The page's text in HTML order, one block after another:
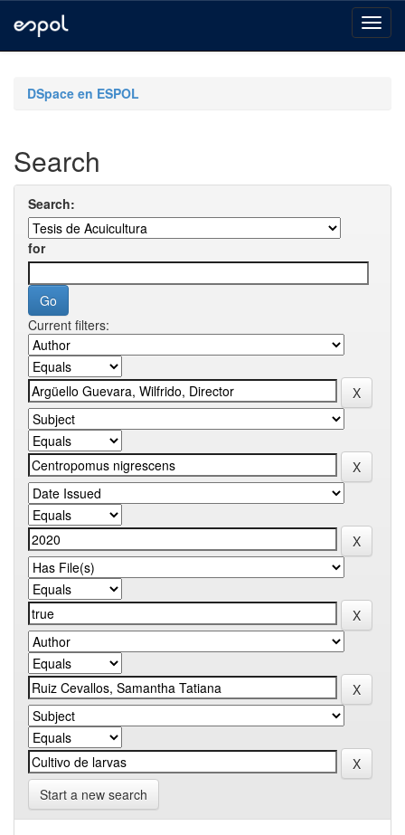
navigationDSpace en ESPOL
Search
Search:
for
Current filters:
Start a new search